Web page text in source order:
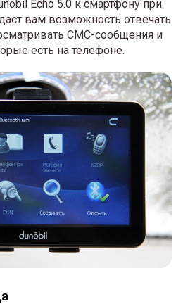
Echo 5.0 к смартфону при
вам возможность отвечать
СМС-сообщения и
есть на телефоне.